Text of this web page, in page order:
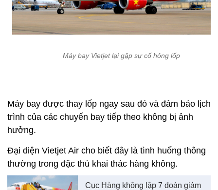
Máy bay Vietjet lại gặp sự cố hỏng lốp
Máy bay được thay lốp ngay sau đó và đảm bảo lịch
trình của các chuyến bay tiếp theo không bị ảnh
hưởng.
Đại diện Vietjet Air cho biết đây là tình huống thông
thường trong đặc thù khai thác hàng không.
Cục Hàng không lập 7 đoàn giám